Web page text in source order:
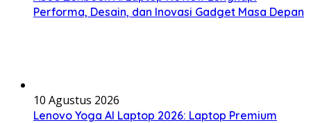
Performa, Desain, dan Inovasi Gadget Masa Depan
10 Agustus 2026
Lenovo Yoga AI Laptop 2026: Laptop Premium